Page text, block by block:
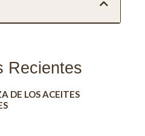
Recientes
DE LOS ACEITES